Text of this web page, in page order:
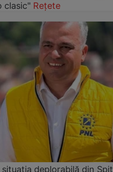
clasic" Rețete
deplorabilă din